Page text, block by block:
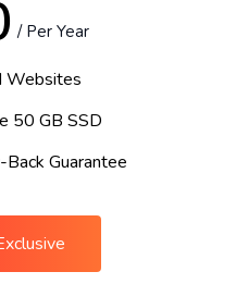
/ Per Year
Websites
50 GB SSD
Guarantee